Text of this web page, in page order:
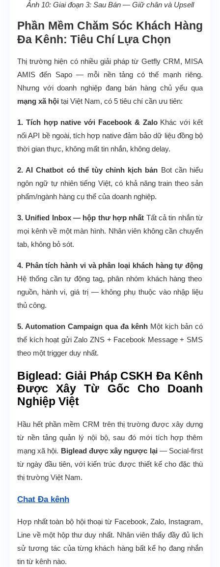
Ảnh 10: Giai đoạn 3: Sau Bán — Giữ chân và Upsell
Phần Mềm Chăm Sóc Khách Hàng
Đa Kênh: Tiêu Chí Lựa Chọn
Thị trường hiện có nhiều giải pháp từ Getfly CRM, MISA
AMIS đến Sapo — mỗi nền tảng có thế mạnh riêng.
Nhưng với doanh nghiệp đang bán hàng chủ yếu qua
mạng xã hội tại Việt Nam, có 5 tiêu chí cần ưu tiên:
1. Tích hợp native với Facebook & ZaloKhác với kết
nối API bề ngoài, tích hợp native đảm bảo dữ liệu đồng bộ
thời gian thực, không mất tin nhắn, không delay.
2. AI Chatbot có thể tùy chỉnh kịch bản Bot cần hiểu
ngôn ngữ tự nhiên tiếng Việt, có khả năng train theo sản
phẩm/ngành hàng cụ thể của doanh nghiệp.
3. Unified Inbox — hộp thư hợp nhất Tất cả tin nhắn từ
mọi kênh về một màn hình. Nhân viên không cần chuyển
tab, không bỏ sót.
4. Phân tích hành vi và phân loại khách hàng tự động
Hệ thống cần tự động tag, phân nhóm khách hàng theo
nguồn, hành vi, giá trị — không phụ thuộc vào nhập liệu
thủ công.
5. Automation Campaign qua đa kênh Một kịch bản có
thể kích hoạt gửi Zalo ZNS + Facebook Message + SMS
theo một trigger duy nhất.
Biglead: Giải Pháp CSKH Đa Kênh
Được Xây Từ Gốc Cho Doanh
Nghiệp Việt
Hầu hết phần mềm CRM trên thị trường được xây dựng
từ nền tảng quản lý nội bộ, sau đó mới tích hợp thêm
mạng xã hội. Biglead được xây ngược lại — Social-first
từ ngày đầu tiên, với kiến trúc được thiết kế cho đặc thù
thị trường Việt Nam.
Chat Đa kênh
Hợp nhất toàn bộ hội thoại từ Facebook, Zalo, Instagram,
Line về một hộp thư duy nhất. Nhân viên thấy đầy đủ lịch
sử tương tác của từng khách hàng bất kể họ đang nhắn
tin từ kênh nào.